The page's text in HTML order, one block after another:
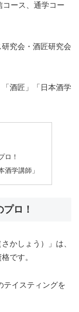
ース、通学コー
研究会・酒匠研究会
「酒匠」「日本酒学
ロ！
酒学講師」
ロ！
かしょう）」は、
です。
テイスティングを